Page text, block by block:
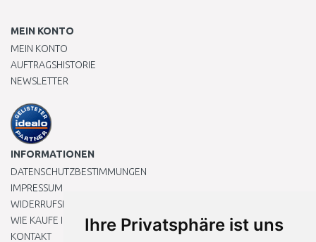
Ihre Privatsphäre ist uns
MEIN KONTO
MEIN KONTO
AUFTRAGSHISTORIE
NEWSLETTER
INFORMATIONEN
DATENSCHUTZBESTIMMUNGEN
IMPRESSUM
WIDERRUFSRECHT
WIE KAUFE ICH EIN?
KONTAKT